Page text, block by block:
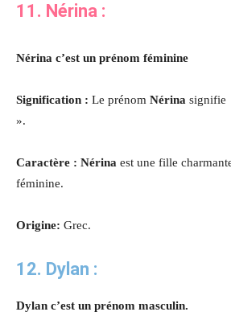
11. Nérina :
Nérina c’est un prénom féminine
Signification : Le prénom Nérina signifie
».
Caractère : Nérina est une fille
féminine.
Origine: Grec.
12. Dylan :
Dylan c’est un prénom masculin.